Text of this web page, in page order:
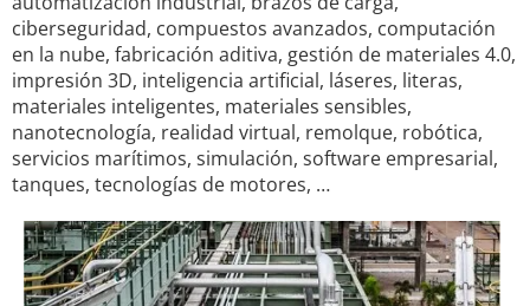
ciberseguridad, compuestos avanzados, computación
en la nube, fabricación aditiva, gestión de materiales 4.0,
impresión 3D, inteligencia artificial, láseres, literas,
materiales inteligentes, materiales sensibles,
nanotecnología, realidad virtual, remolque, robótica,
servicios marítimos, simulación, software empresarial,
tanques, tecnologías de motores, …